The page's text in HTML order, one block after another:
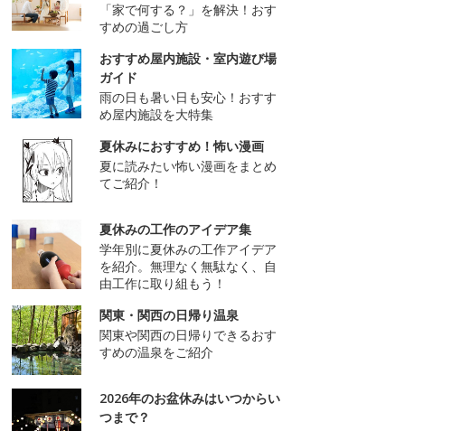
「家で何する？」を解決！おす
すめの過ごし方
おすすめ屋内施設・室内遊び場
ガイド
雨の日も暑い日も安心！おすす
め屋内施設を大特集
夏休みにおすすめ！怖い漫画
夏に読みたい怖い漫画をまとめ
てご紹介！
夏休みの工作のアイデア集
学年別に夏休みの工作アイデア
を紹介。無理なく無駄なく、自
由工作に取り組もう！
関東・関西の日帰り温泉
関東や関西の日帰りできるおす
すめの温泉をご紹介
2026年のお盆休みはいつからい
つまで？